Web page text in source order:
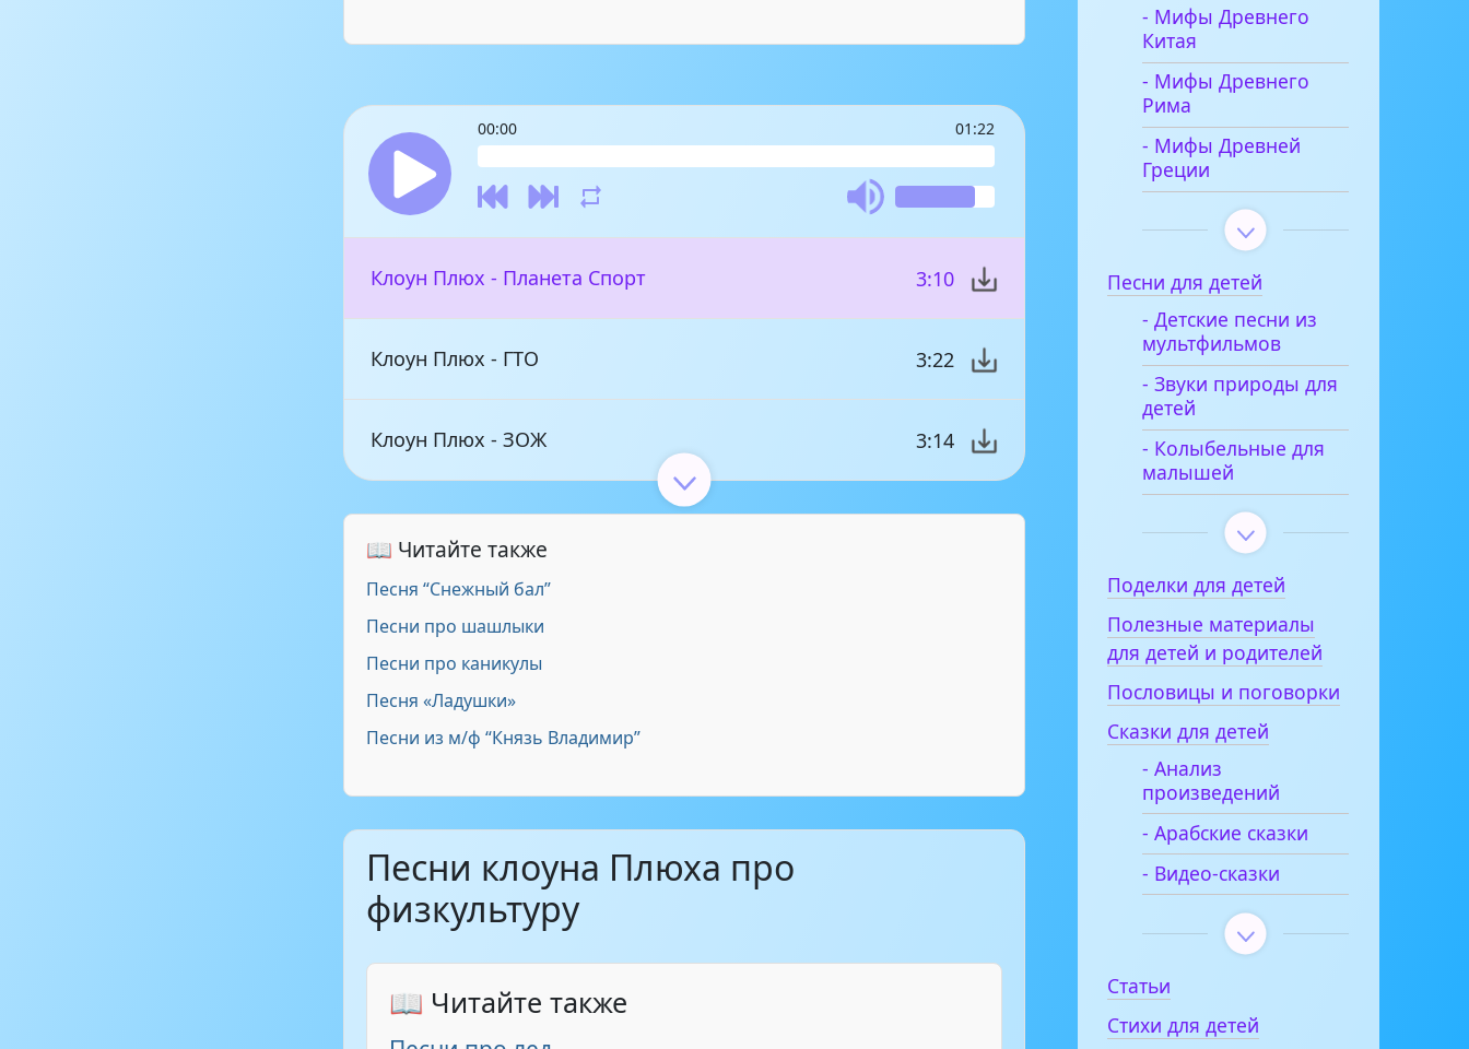
00:00 01:22
Клоун Плюх - Планета Спорт 3:10
Клоун Плюх - ГТО 3:22
Клоун Плюх - ЗОЖ 3:14
Клоун Плюх - Физкультурник 1:31
Клоун Плюх - Мы знаем, это трудно
Клоун Плюх - Движение - это жизнь
📖 Читайте также
Песня “Снежный бал”
Песни про шашлыки
Песни про каникулы
Песня «Ладушки»
Песни из м/ф “Князь Владимир”
Песни клоуна Плюха про
физкультуру
📖 Читайте также
- Мифы Древнего
Китая
- Мифы Древнего
Рима
- Мифы Древней
Греции
Песни для детей
- Детские песни из
мультфильмов
- Звуки природы для
детей
- Колыбельные для
малышей
Поделки для детей
Полезные материалы
для детей и родителей
Пословицы и поговорки
Сказки для детей
- Анализ
произведений
- Арабские сказки
- Видео-сказки
Статьи
Стихи для детей